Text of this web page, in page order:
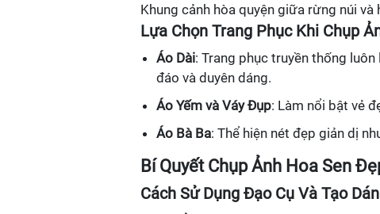
Khung cảnh hòa quyện giữa rừng núi và
Lựa Chọn Trang Phục Khi Chụp
Áo Dài: Trang phục truyền thống
đáo và duyên dáng.
Áo Yếm và Váy Đụp: Làm nổi bật vẻ
Áo Bà Ba: Thể hiện nét đẹp giản dị
Bí Quyết Chụp Ảnh Hoa Sen
Cách Sử Dụng Đạo Cụ Và Tạo